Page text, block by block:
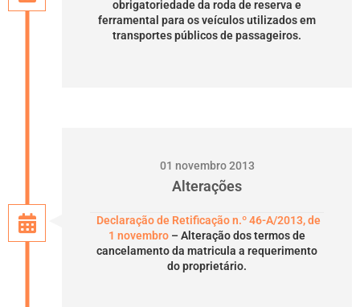
obrigatoriedade da roda de reserva e
ferramental para os veículos utilizados em
transportes públicos de passageiros.
01 novembro 2013
Alterações
Declaração de Retificação n.º 46-A/2013, de
1 novembro – Alteração dos termos de
cancelamento da matricula a requerimento
do proprietário.